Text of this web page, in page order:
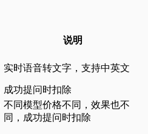
说明
实时语音转文字，支持中英文
成功提问时扣除
不同模型价格不同，效果也不
同，成功提问时扣除